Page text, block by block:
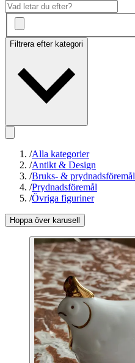
Filtrera efter kategori
/Alla kategorier
/Antikt & Design
/Bruks- & prydnadsföremål
/Prydnadsföremål
/Övriga figuriner
Hoppa över karusell